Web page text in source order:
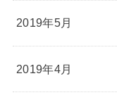
2019年5月
2019年4月